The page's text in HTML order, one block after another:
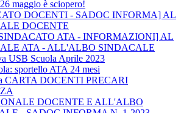
maggio è sciopero!
DOCENTI - SADOC INFORMA] AL
DOCENTE
ATA - INFORMAZIONI] AL
ATA - ALL'ALBO SINDACALE
USB Scuola Aprile 2023
sportello ATA 24 mesi
CARTA DOCENTI PRECARI
DOCENTE E ALL'ALBO